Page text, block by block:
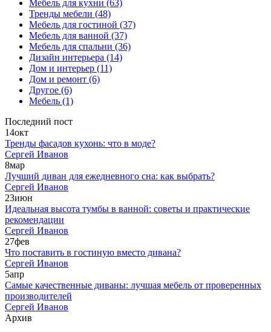
Мебель для кухни (63)
Тренды мебели (48)
Мебель для гостиной (37)
Мебель для ванной (37)
Мебель для спальни (36)
Дизайн интерьера (14)
Дом и интерьер (11)
Дом и ремонт (6)
Другое (6)
Мебель (1)
Последний пост
14окт
Тренды фасадов кухонь: что в моде?
Сергей Иванов
8мар
Лучший диван для ежедневного сна: как выбрать?
Сергей Иванов
23июн
Идеальная высота тумбы в ванной: советы и практические
рекомендации
Сергей Иванов
27фев
Что поставить в гостиную вместо дивана?
Сергей Иванов
5апр
Самые качественные диваны: лучшая мебель от проверенных
производителей
Сергей Иванов
Архив